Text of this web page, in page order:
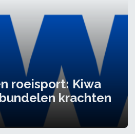
roeisport: Kiwa
bundelen krachten